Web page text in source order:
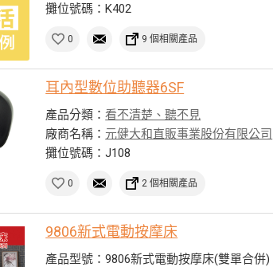
攤位號碼：K402
0 9 個相關產品
耳內型數位助聽器6SF
產品分類：看不清楚、聽不見
廠商名稱： 元健大和直販事業股份有限公司
攤位號碼：J108
0 2 個相關產品
9806新式電動按摩床
產品型號：9806新式電動按摩床(雙單合併)